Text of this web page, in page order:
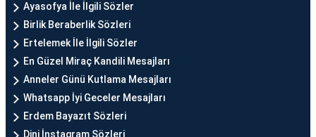
Ayasofya İle İlgili Sözler
Birlik Beraberlik Sözleri
Ertelemek İle İlgili Sözler
En Güzel Miraç Kandili Mesajları
Anneler Günü Kutlama Mesajları
Whatsapp İyi Geceler Mesajları
Erdem Bayazıt Sözleri
Dini İnstagram Sözleri